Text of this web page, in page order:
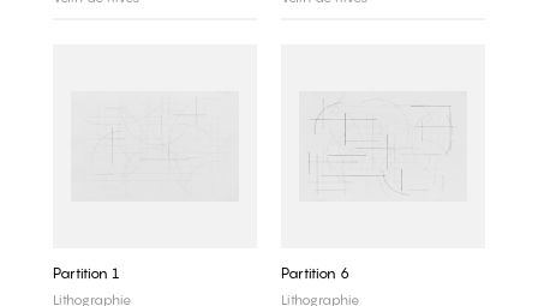
Partition 1
Lithographie
Partition 6
Lithographie